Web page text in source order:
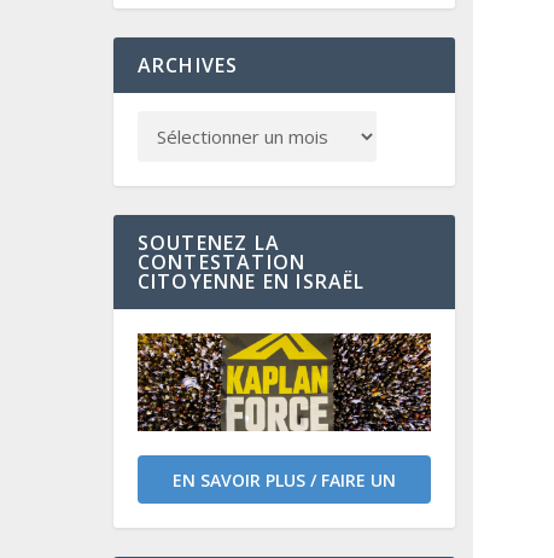
ARCHIVES
SOUTENEZ LA
CONTESTATION
CITOYENNE EN ISRAËL
EN SAVOIR PLUS / FAIRE UN
DON